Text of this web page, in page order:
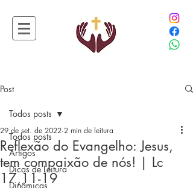
Post
Todos posts
Artigos
Dicas de Leitura
Dinâmicas
Todos posts
Reflexão do Evangelho: Jesus,
tem compaixão de nós! | Lc
17,11-19
29 de set. de 2022 2 min de leitura